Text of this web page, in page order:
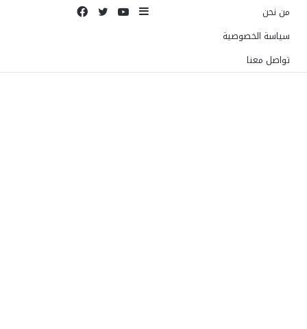
من نحن
سياسة الخصوصية
تواصل معنا
إضافة يوتيوبتويتر